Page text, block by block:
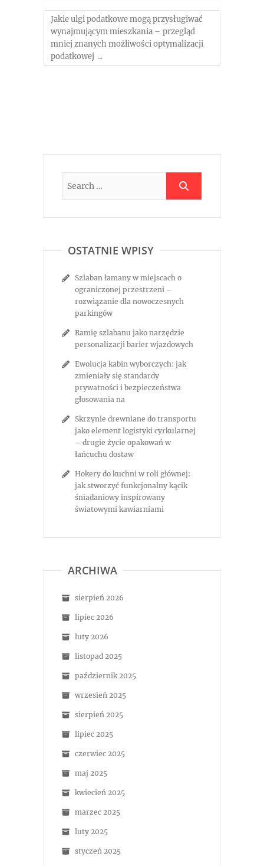
Jakie ulgi podatkowe mogą przysługiwać
wynajmującym mieszkania – przegląd
mniej znanych możliwości optymalizacji
podatkowej →
OSTATNIE WPISY
Szlaban łamany w miejscach o
ograniczonej przestrzeni –
rozwiązanie dla nowoczesnych
parkingów
Ramię szlabanu jako narzędzie
personalizacji barier wjazdowych
Ewolucja kabin wyborczych: jak
zmieniały się standardy
prywatności i bezpieczeństwa
głosowania na
Skrzynie drewniane do transportu
jako element logistyki cyrkularnej
– drugie życie opakowań w
łańcuchu dostaw
Hokery do kuchni w roli głównej:
jak stworzyć funkcjonalny kącik
śniadaniowy inspirowany
światowymi kawiarniami
ARCHIWA
sierpień 2026
lipiec 2026
luty 2026
listopad 2025
październik 2025
wrzesień 2025
sierpień 2025
lipiec 2025
czerwiec 2025
maj 2025
kwiecień 2025
marzec 2025
luty 2025
styczeń 2025